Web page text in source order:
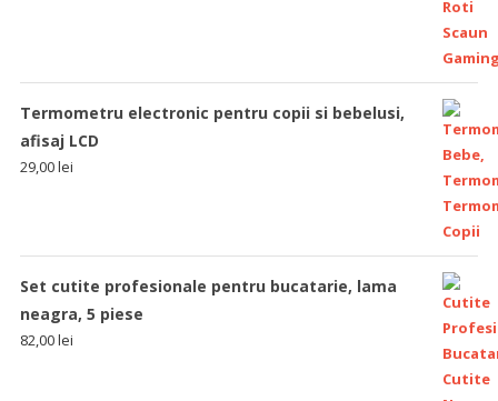
Termometru electronic pentru copii si bebelusi,
afisaj LCD
29,00lei
Set cutite profesionale pentru bucatarie, lama
neagra, 5 piese
82,00lei